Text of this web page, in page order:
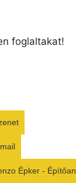
foglaltakat!
Épker -